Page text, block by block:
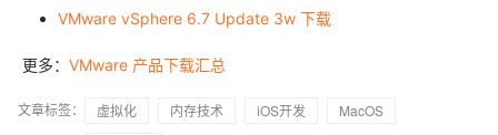
VMware vSphere 6.7 Update 3w 下载
更多： VMware 产品下载汇总
文章标签： 虚拟化 内存技术 iOS开发
MacOS